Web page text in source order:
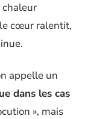
chaleur
cœur ralentit,
appelle un
dans les cas
», mais